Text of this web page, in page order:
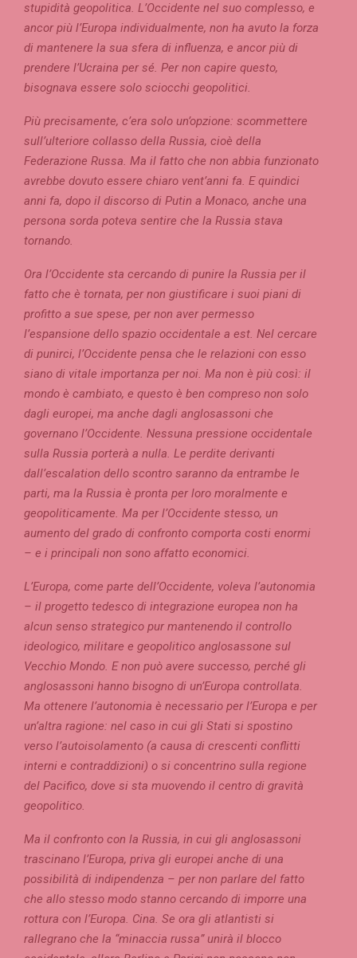
stupidità geopolitica. L’Occidente nel suo complesso, e
ancor più l’Europa individualmente, non ha avuto la forza
di mantenere la sua sfera di influenza, e ancor più di
prendere l’Ucraina per sé. Per non capire questo,
bisognava essere solo sciocchi geopolitici.
Più precisamente, c’era solo un’opzione: scommettere
sull’ulteriore collasso della Russia, cioè della
Federazione Russa. Ma il fatto che non abbia funzionato
avrebbe dovuto essere chiaro vent’anni fa. E quindici
anni fa, dopo il discorso di Putin a Monaco, anche una
persona sorda poteva sentire che la Russia stava
tornando.
Ora l’Occidente sta cercando di punire la Russia per il
fatto che è tornata, per non giustificare i suoi piani di
profitto a sue spese, per non aver permesso
l’espansione dello spazio occidentale a est. Nel cercare
di punirci, l’Occidente pensa che le relazioni con esso
siano di vitale importanza per noi. Ma non è più così: il
mondo è cambiato, e questo è ben compreso non solo
dagli europei, ma anche dagli anglosassoni che
governano l’Occidente. Nessuna pressione occidentale
sulla Russia porterà a nulla. Le perdite derivanti
dall’escalation dello scontro saranno da entrambe le
parti, ma la Russia è pronta per loro moralmente e
geopoliticamente. Ma per l’Occidente stesso, un
aumento del grado di confronto comporta costi enormi
– e i principali non sono affatto economici.
L’Europa, come parte dell’Occidente, voleva l’autonomia
– il progetto tedesco di integrazione europea non ha
alcun senso strategico pur mantenendo il controllo
ideologico, militare e geopolitico anglosassone sul
Vecchio Mondo. E non può avere successo, perché gli
anglosassoni hanno bisogno di un’Europa controllata.
Ma ottenere l’autonomia è necessario per l’Europa e per
un’altra ragione: nel caso in cui gli Stati si spostino
verso l’autoisolamento (a causa di crescenti conflitti
interni e contraddizioni) o si concentrino sulla regione
del Pacifico, dove si sta muovendo il centro di gravità
geopolitico.
Ma il confronto con la Russia, in cui gli anglosassoni
trascinano l’Europa, priva gli europei anche di una
possibilità di indipendenza – per non parlare del fatto
che allo stesso modo stanno cercando di imporre una
rottura con l’Europa. Cina. Se ora gli atlantisti si
rallegrano che la “minaccia russa” unirà il blocco